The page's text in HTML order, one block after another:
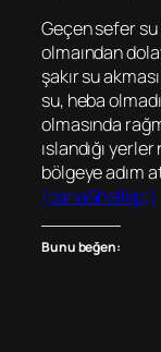
Geçen sefer
olmaından
şakır su
su, heba
olmasında
ıslandığı
bölgeye adım
(daha&helliip;)
Bunu beğen: